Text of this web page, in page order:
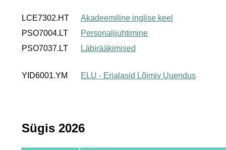
LCE7302.HT
Akadeemiline inglise keel
PSO7004.LT
Personalijuhtimine
PSO7037.LT
Läbirääkimised
YID6001.YM ELU - Erialasid Lõimiv Uuendus
Sügis 2026